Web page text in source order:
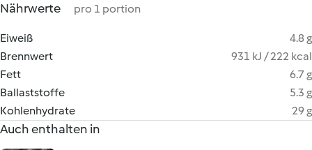
Nährwerte pro 1 portion
Eiweiß
4.8 g
Brennwert
931 kJ / 222 kcal
Fett
6.7 g
Ballaststoffe
5.3 g
Kohlenhydrate
29 g
Auch enthalten in